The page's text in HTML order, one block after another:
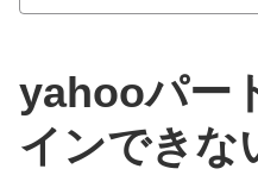
yahooパー
インできな